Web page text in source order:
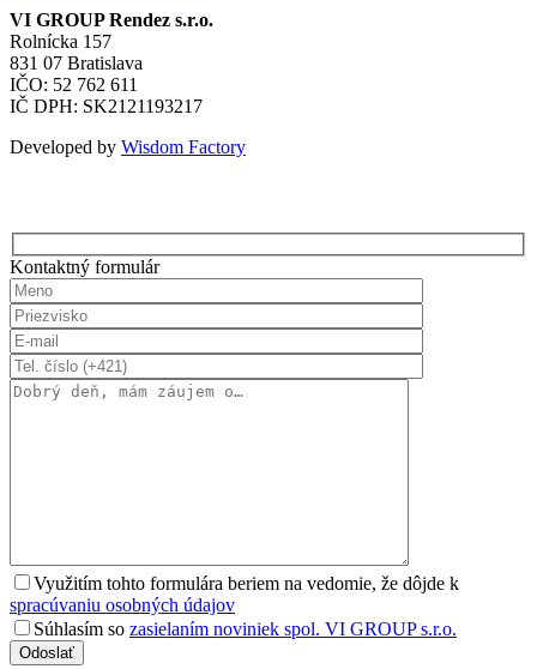
VI GROUP Rendez s.r.o.
Rolnícka 157
831 07 Bratislava
IČO: 52 762 611
IČ DPH: SK2121193217
Developed by Wisdom Factory
Kontaktný formulár
Využitím tohto formulára beriem na vedomie, že dôjde k
spracúvaniu osobných údajov
Súhlasím so zasielaním noviniek spol. VI GROUP s.r.o.
Odoslať